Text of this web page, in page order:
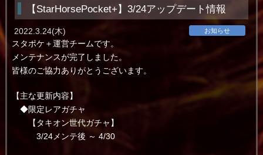
【StarHorsePocket+】3/24アップデート情報
お知らせ
2022.3.24(木)
スタポケ＋運営チームです。
メンテナンスが完了しました。
皆様のご協力ありがとうございます。
【主な更新内容】
◆限定レアガチャ
【タキオン世代ガチャ】
3/24メンテ後 ～ 4/30